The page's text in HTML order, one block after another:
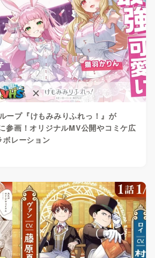
ープ『けもみみりふれっ！』が
参画！オリジナルMV公開やコミケ広
ボレーション